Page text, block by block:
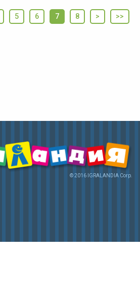
5 6 7 8 > >>
© 2016 IGRALANDIA Corp.